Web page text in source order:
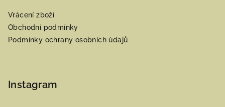
Vrácení zboží
Obchodní podmínky
Podmínky ochrany osobních údajů
Instagram